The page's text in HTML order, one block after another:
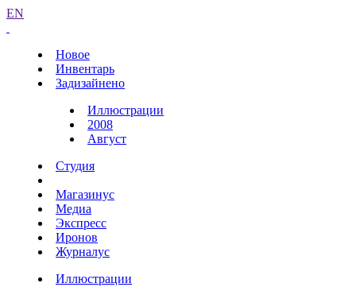
EN
Новое
Инвентарь
Задизайнено
Иллюстрации
2008
Август
Студия
Магазинус
Медиа
Экспресс
Иронов
Журналус
Иллюстрации